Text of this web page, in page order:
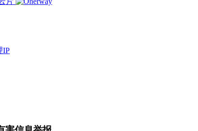
IP